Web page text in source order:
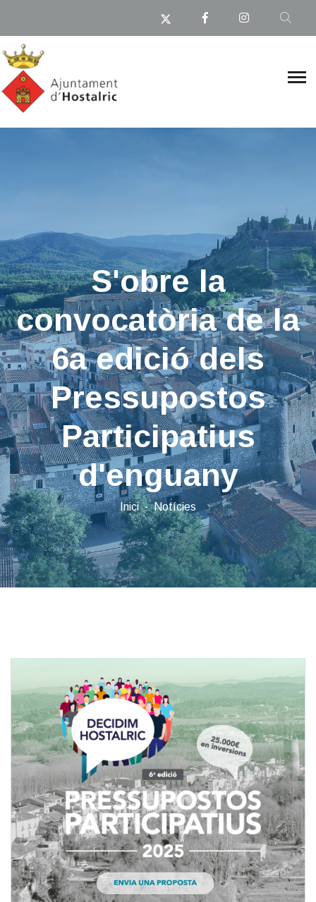
S'obre la
convocatòria de la
6a edició dels
Pressupostos
Participatius
d'enguany
Inici Notícies